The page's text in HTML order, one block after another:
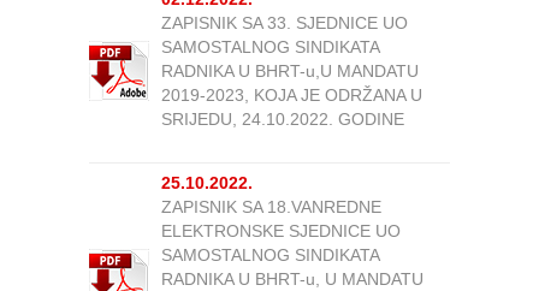
ZAPISNIK SA 33. SJEDNICE UO
SAMOSTALNOG SINDIKATA
RADNIKA U BHRT-u,U MANDATU
2019-2023, KOJA JE ODRŽANA U
SRIJEDU, 24.10.2022. GODINE
25.10.2022.
ZAPISNIK SA 18.VANREDNE
ELEKTRONSKE SJEDNICE UO
SAMOSTALNOG SINDIKATA
RADNIKA U BHRT-u, U MANDATU